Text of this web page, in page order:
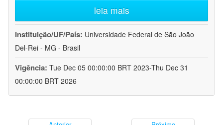
leia mais
Instituição/UF/País: Universidade Federal de São João
Del-Rei - MG - Brasil
Vigência: Tue Dec 05 00:00:00 BRT 2023-Thu Dec 31
00:00:00 BRT 2026